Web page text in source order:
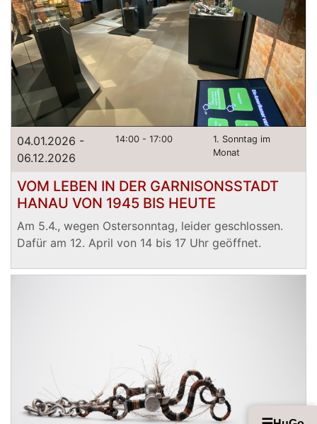
04.01.2026 -
06.12.2026
14:00 - 17:00
1. Sonntag im
Monat
VOM LEBEN IN DER GARNISONSSTADT
HANAU VON 1945 BIS HEUTE
Am 5.4., wegen Ostersonntag, leider geschlossen.
Dafür am 12. April von 14 bis 17 Uhr geöffnet.